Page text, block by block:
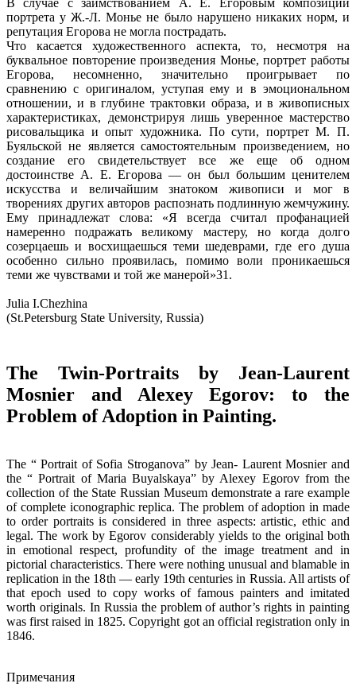
портрета у Ж.-Л. Монье не было нарушено никаких норм, и
репутация Егорова не могла пострадать.
Что касается художественного аспекта, то, несмотря на
буквальное повторение произведения Монье, портрет работы
Егорова, несомненно, значительно проигрывает по
сравнению с оригиналом, уступая ему и в эмоциональном
отношении, и в глубине трактовки образа, и в живописных
характеристиках, демонстрируя лишь уверенное мастерство
рисовальщика и опыт художника. По сути, портрет М. П.
Буяльской не является самостоятельным произведением, но
создание его свидетельствует все же еще об одном
достоинстве А. Е. Егорова — он был большим ценителем
искусства и величайшим знатоком живописи и мог в
творениях других авторов распознать подлинную жемчужину.
Ему принадлежат слова: «Я всегда считал профанацией
намеренно подражать великому мастеру, но когда долго
созерцаешь и восхищаешься теми шедеврами, где его душа
особенно сильно проявилась, помимо воли проникаешься
теми же чувствами и той же манерой»31.
Julia I.Chezhina
(St.Petersburg State University, Russia)
The Twin-Portraits by Jean-Laurent
Mosnier and Alexey Egorov: to the
Problem of Adoption in Painting.
The “ Portrait of Sofia Stroganova” by Jean- Laurent Mosnier and
the “ Portrait of Maria Buyalskaya” by Alexey Egorov from the
collection of the State Russian Museum demonstrate a rare example
of complete iconographic replica. The problem of adoption in made
to order portraits is considered in three aspects: artistic, ethic and
legal. The work by Egorov considerably yields to the original both
in emotional respect, profundity of the image treatment and in
pictorial characteristics. There were nothing unusual and blamable in
replication in the 18th — early 19th centuries in Russia. All artists of
that epoch used to copy works of famous painters and imitated
worth originals. In Russia the problem of author’s rights in painting
was first raised in 1825. Copyright got an official registration only in
1846.
Примечания